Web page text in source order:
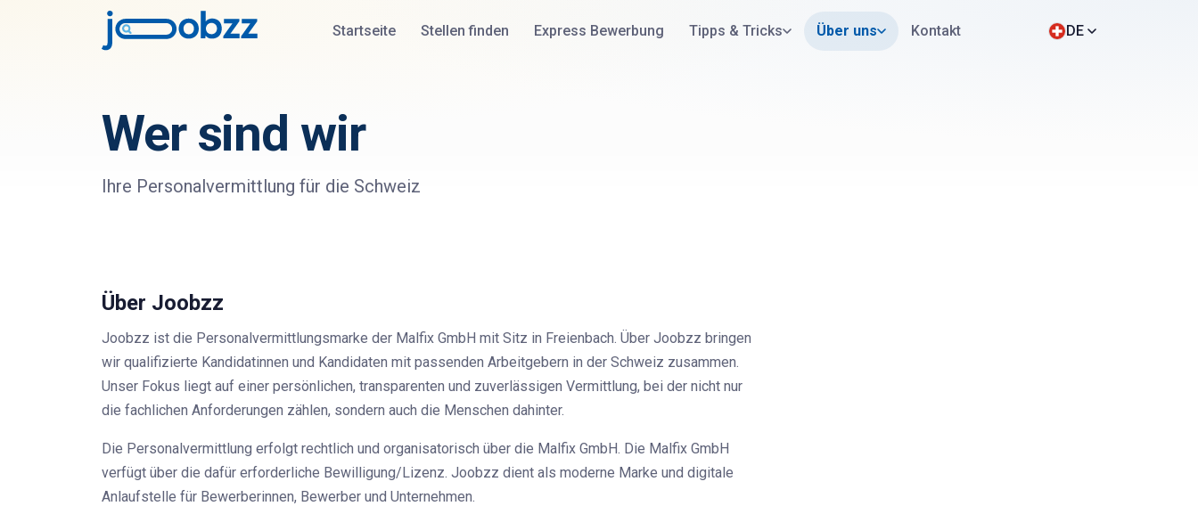
Startseite Stellen finden Express Bewerbung Tipps & Tricks Über uns Kontakt DE
Wer sind wir
Ihre Personalvermittlung für die Schweiz
Über Joobzz
Joobzz ist die Personalvermittlungsmarke der Malfix GmbH mit Sitz in Freienbach. Über Joobzz bringen
wir qualifizierte Kandidatinnen und Kandidaten mit passenden Arbeitgebern in der Schweiz zusammen.
Unser Fokus liegt auf einer persönlichen, transparenten und zuverlässigen Vermittlung, bei der nicht nur
die fachlichen Anforderungen zählen, sondern auch die Menschen dahinter.
Die Personalvermittlung erfolgt rechtlich und organisatorisch über die Malfix GmbH. Die Malfix GmbH
verfügt über die dafür erforderliche Bewilligung/Lizenz. Joobzz dient als moderne Marke und digitale
Anlaufstelle für Bewerberinnen, Bewerber und Unternehmen.